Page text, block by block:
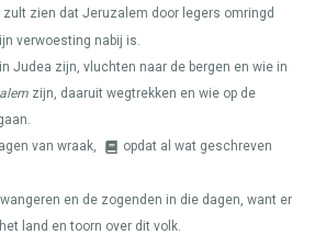
zult zien dat Jeruzalem door legers omringd
verwoesting nabij is.
Judea zijn, vluchten naar de bergen en wie in
zijn, daaruit wegtrekken en wie op de
van wraak,
opdat al wat geschreven
en de zogenden in die dagen, want er
land en toorn over dit volk.